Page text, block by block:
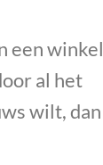
een winkel
al het
wilt, dan